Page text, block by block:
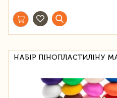
НАБІР ПІНОПЛАСТИЛІНУ